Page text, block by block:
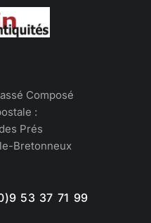
Composé
:
Prés
Bretonneux
53 37 71 99